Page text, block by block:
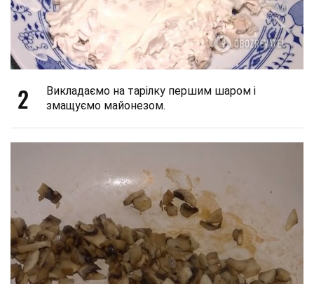
2
Викладаємо на тарілку першим шаром і
змащуємо майонезом.